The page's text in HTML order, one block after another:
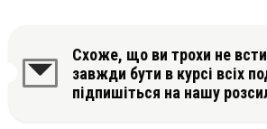
Схоже, що ви трохи не
завжди бути в курсі всіх
підпишіться на нашу